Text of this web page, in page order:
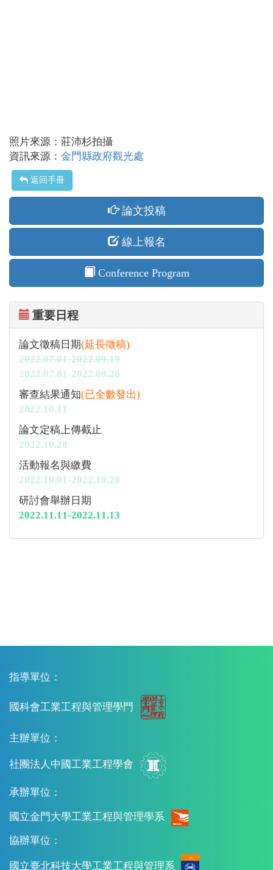
照片來源：莊沛杉拍攝
資訊來源： 金門縣政府觀光處
返回手冊
論文投稿
線上報名
Conference Program
重要日程
論文徵稿日期(延長徵稿)
2022.07.01-2022.09.19
2022.07.01-2022.09.26
審查結果通知(已全數發出)
2022.10.11
論文定稿上傳截止
2022.10.28
活動報名與繳費
2022.10.01-2022.10.28
研討會舉辦日期
2022.11.11-2022.11.13
指導單位：
國科會工業工程與管理學門
主辦單位：
社團法人中國工業工程學會
承辦單位：
國立金門大學工業工程與管理學系
協辦單位：
國立臺北科技大學工業工程與管理系